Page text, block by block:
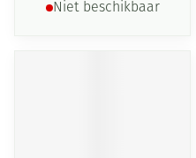
Niet beschikbaar